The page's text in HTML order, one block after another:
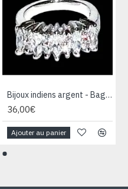
Bijoux indiens argent - Bague indienne oxyde de Zirconium
36,00€
Ajouter au panier